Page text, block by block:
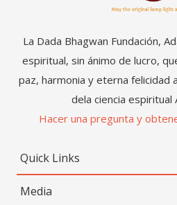
La Dada Bhagwan Fundación,
espiritual, sin ánimo de lucro,
paz, harmonia y eterna felicidad
dela ciencia espiritual
Hacer una pregunta y
Quick Links
Media